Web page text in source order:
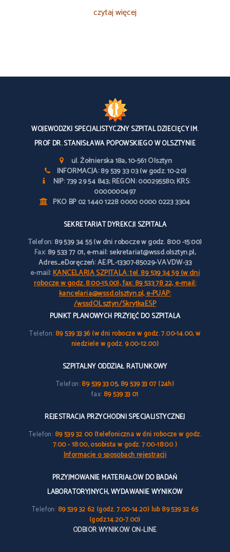
czytaj więcej
WOJEWÓDZKI SPECJALISTYCZNY SZPITAL DZIECIĘCY IM.
PROF DR. STANISŁAWA POPOWSKIEGO W OLSZTYNIE
ul. Żołnierska 18a, 10-561 Olsztyn
INFORMACJA: 89 539 33 03 (w godz. 10-20)
NIP: 739 29 54 843; REGON: 000295580; KRS:
0000000497
PKO BP 02 1440 1228 0000 0000 0223 3304
SEKRETARIAT DYREKCJI SZPITALA
Telefon:89 539 34 55 (w dni robocze w godz. 8:00 -15:00)
Fax:89 533 77 01, e-mail: sekretariat@wssd.olsztyn.pl,
Adres_eDoręczeń: AE:PL-13307-85029-VAVDW-33
e-mail:KANCELARIA SZPITALA: tel. 89 539 34 59 (w dni
robocze w godz. 8:00-15.00), fax: 89 533 78 22, e-mail:
kancelaria@wssd.olsztyn.pl, e-PUAP:
/wssdOLsztyn/SkrytkaESP
PUNKT PLANOWYCH PRZYJĘĆ DO SZPITALA
Telefon: 89 539 33 36 (w dni robocze w godz. 7.00-14.00, w
niedziele w godz. 9.00-12.00)
SZPITALNY ODDZIAŁ RATUNKOWY
Telefon:89 539 33 05, 89 539 33 07 (24h)
fax: 89 539 33 01
REJESTRACJA PRZYCHODNI SPECJALISTYCZNEJ
Telefon: 89 539 32 00 (telefoniczna w dni robocze w godz.
7:00 - 18:00, osobista w godz. 7:00-18:00 )
Informacje o sposobach rejestracji
PRZYJMOWANIE MATERIAŁÓW DO BADAŃ
LABORATORYJNYCH, WYDAWANIE WYNIKÓW
Telefon: 89 539 32 62 (godz. 7.00-14.20) lub 89 539 32 65
(godz.14.20-7.00)
ODBIÓR WYNIKÓW ON-LINE